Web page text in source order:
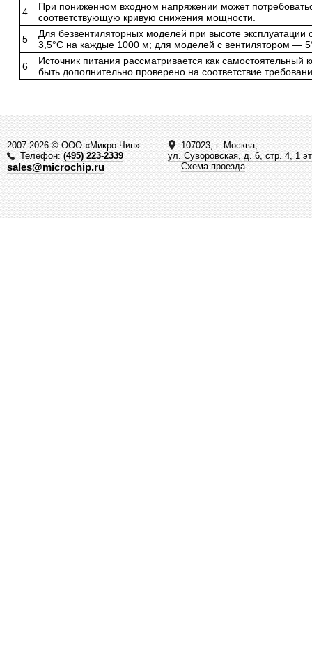
4
При пониженном входном напряжении может
соответствующую кривую снижения мощности.
5
Для безвентиляторных моделей при высоте
3,5°C на каждые 1000 м; для моделей с вентилятором —
6
Источник питания рассматривается как
быть дополнительно проверено на соответствие
2007-2026 © ООО «Микро-Чип»
Телефон:(495) 223-2339
sales@microchip.ru
107023, г. Москва,
ул. Суворовская, д. 6, стр. 4, 1
Схема проезда